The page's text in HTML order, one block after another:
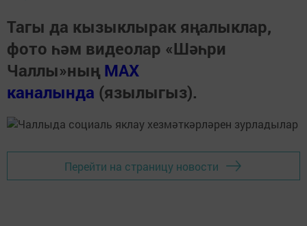
Тагы да кызыклырак яңалыклар,
фото һәм видеолар «Шәһри
Чаллы»ның MAX
каналында (язылыгыз).
Перейти на страницу новости